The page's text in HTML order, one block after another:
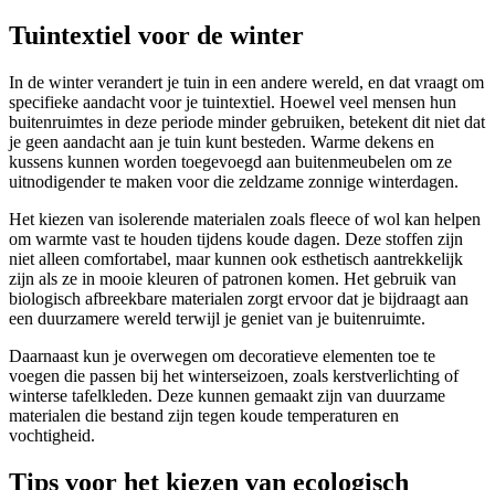
Tuintextiel voor de winter
In de winter verandert je tuin in een andere wereld, en dat vraagt om
specifieke aandacht voor je tuintextiel. Hoewel veel mensen hun
buitenruimtes in deze periode minder gebruiken, betekent dit niet dat
je geen aandacht aan je tuin kunt besteden. Warme dekens en
kussens kunnen worden toegevoegd aan buitenmeubelen om ze
uitnodigender te maken voor die zeldzame zonnige winterdagen.
Het kiezen van isolerende materialen zoals fleece of wol kan helpen
om warmte vast te houden tijdens koude dagen. Deze stoffen zijn
niet alleen comfortabel, maar kunnen ook esthetisch aantrekkelijk
zijn als ze in mooie kleuren of patronen komen. Het gebruik van
biologisch afbreekbare materialen zorgt ervoor dat je bijdraagt aan
een duurzamere wereld terwijl je geniet van je buitenruimte.
Daarnaast kun je overwegen om decoratieve elementen toe te
voegen die passen bij het winterseizoen, zoals kerstverlichting of
winterse tafelkleden. Deze kunnen gemaakt zijn van duurzame
materialen die bestand zijn tegen koude temperaturen en
vochtigheid.
Tips voor het kiezen van ecologisch